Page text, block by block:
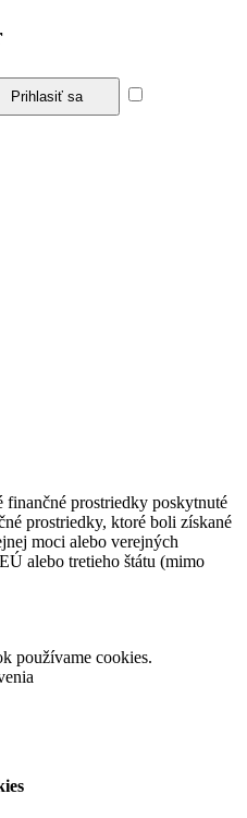
finančné prostriedky poskytnuté
prostriedky, ktoré boli získané
moci alebo verejných
alebo tretieho štátu (mimo
používame cookies.